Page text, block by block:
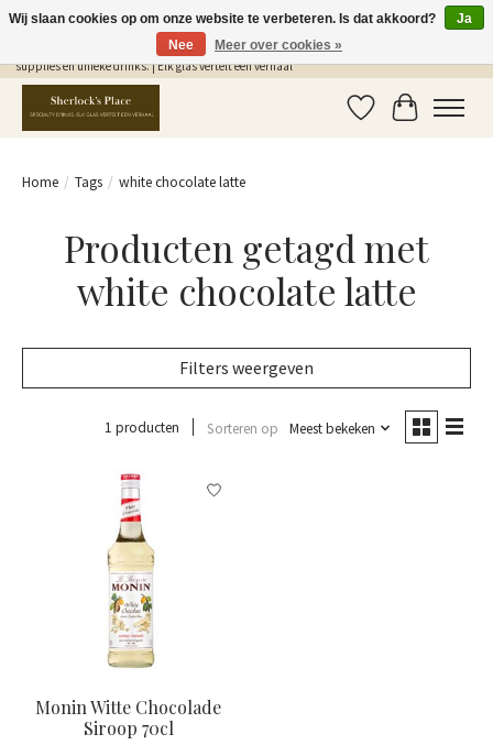
Gratis Verzending in NL vanaf €75,- | Sherlocks Place: dé plek voor MONIN siropen, bar
supplies en unieke drinks. | Elk glas vertelt een verhaal
Verlanglijst
Home / Tags / white chocolate latte
Producten getagd met
white chocolate latte
Filters weergeven
1 producten Sorteren op Meest bekeken
Monin Witte Chocolade
Siroop 70cl
Wij slaan cookies op om onze website te verbeteren. Is dat akkoord?
Ja
Nee
Meer over cookies »